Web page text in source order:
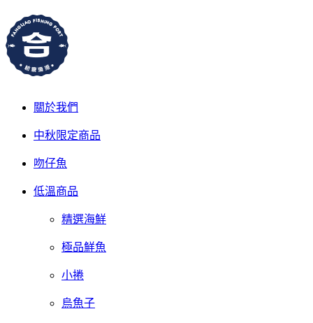
關於我們
中秋限定商品
吻仔魚
低溫商品
精選海鮮
極品鮮魚
小捲
烏魚子